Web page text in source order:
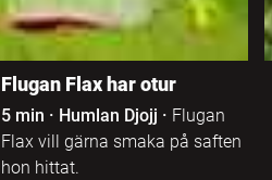
Flugan Flax har otur
5 min · Humlan Djojj · Flugan
Flax vill gärna smaka på saften
hon hittat.